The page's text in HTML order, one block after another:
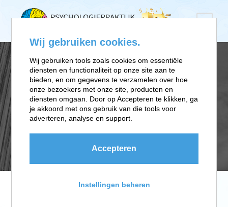
COGNITIEVE
GEDRAGSTHERAPI
Wij gebruiken cookies.
Wij gebruiken tools zoals cookies om essentiële
diensten en functionaliteit op onze site aan te
bieden, en om gegevens te verzamelen over hoe
onze bezoekers met onze site, producten en
diensten omgaan. Door op Accepteren te klikken, ga
je akkoord met ons gebruik van die tools voor
adverteren, analyse en support.
Accepteren
Instellingen beheren